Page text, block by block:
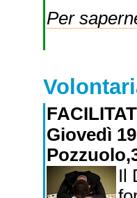
Per
Giovedì
Il